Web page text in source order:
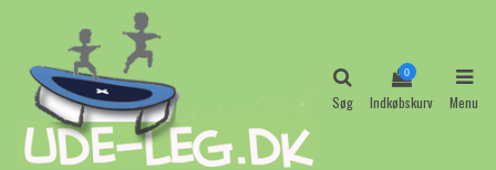
Søg
0
Indkøbskurv Menu